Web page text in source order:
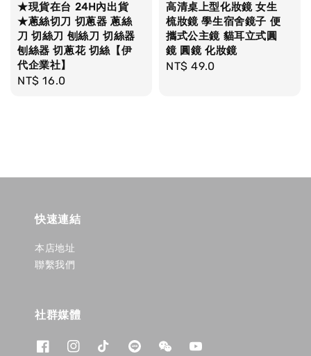
★現貨在台 24H內出貨
★蔥絲切刀 切蔥器 蔥絲
刀 切絲刀 刨絲刀 切絲器
刨絲器 切蔥花 切絲【伊
代企業社】
Regular
NT$ 16.0
高清桌上型化妝鏡 女生
梳妝鏡 學生宿舍鏡子 便
攜式公主鏡 貓耳立式圓
鏡 圓鏡 化妝鏡
Regular
NT$ 49.0
快速連結
本店地址
聯繫我們
社群媒體